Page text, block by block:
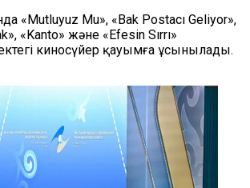
«Mutluyuz Mu», «Bak Postacı Geliyor»,
«Kanto» және «Efesin Sırrı»
киносүйер қауымға ұсынылады.